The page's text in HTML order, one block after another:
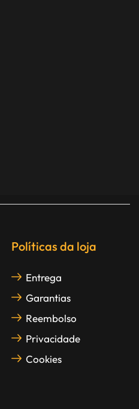
Políticas da loja
Entrega
Garantias
Reembolso
Privacidade
Cookies